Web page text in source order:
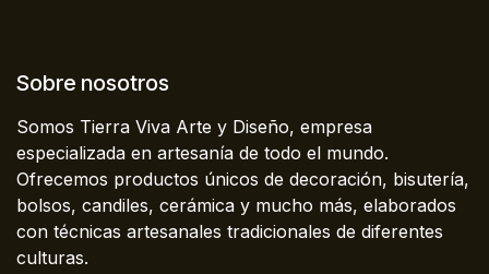
Sobre nosotros
Somos Tierra Viva Arte y Diseño, empresa
especializada en artesanía de todo el mundo.
Ofrecemos productos únicos de decoración, bisutería,
bolsos, candiles, cerámica y mucho más, elaborados
con técnicas artesanales tradicionales de diferentes
culturas.